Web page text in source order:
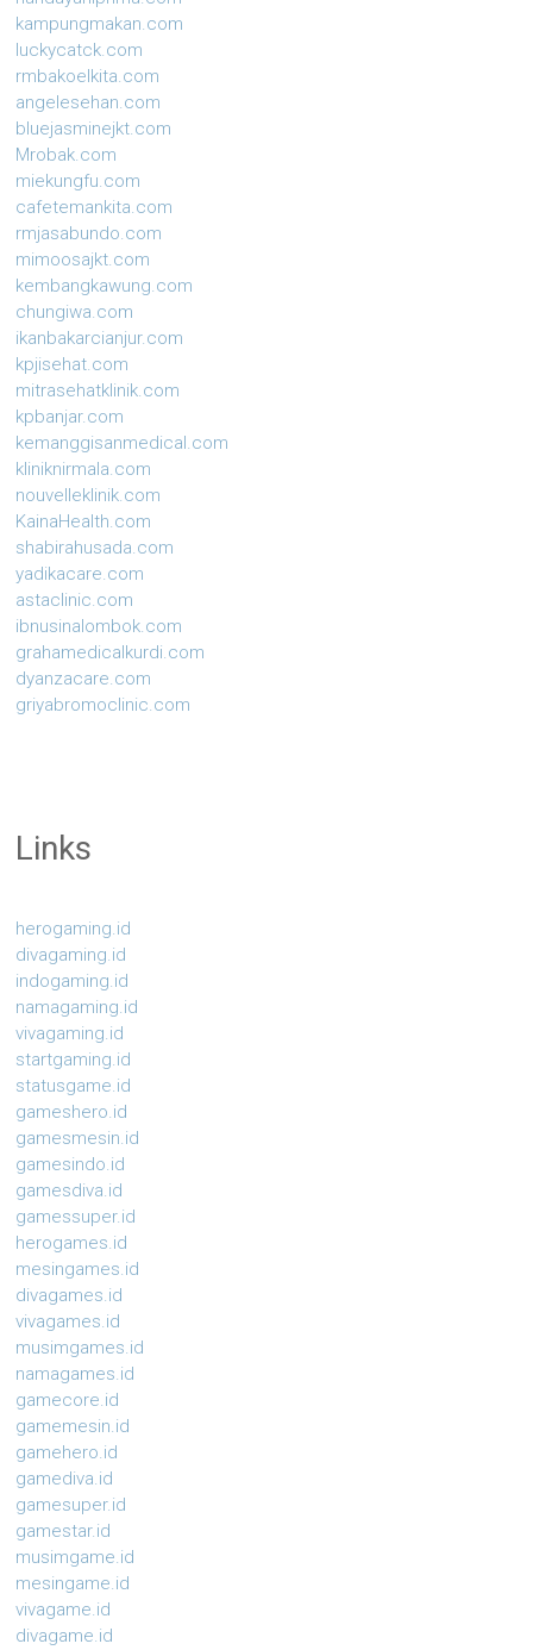
kampungmakan.com
luckycatck.com
rmbakoelkita.com
angelesehan.com
bluejasminejkt.com
Mrobak.com
miekungfu.com
cafetemankita.com
rmjasabundo.com
mimoosajkt.com
kembangkawung.com
chungiwa.com
ikanbakarcianjur.com
kpjisehat.com
mitrasehatklinik.com
kpbanjar.com
kemanggisanmedical.com
kliniknirmala.com
nouvelleklinik.com
KainaHealth.com
shabirahusada.com
yadikacare.com
astaclinic.com
ibnusinalombok.com
grahamedicalkurdi.com
dyanzacare.com
griyabromoclinic.com
Links
herogaming.id
divagaming.id
indogaming.id
namagaming.id
vivagaming.id
startgaming.id
statusgame.id
gameshero.id
gamesmesin.id
gamesindo.id
gamesdiva.id
gamessuper.id
herogames.id
mesingames.id
divagames.id
vivagames.id
musimgames.id
namagames.id
gamecore.id
gamemesin.id
gamehero.id
gamediva.id
gamesuper.id
gamestar.id
musimgame.id
mesingame.id
vivagame.id
divagame.id